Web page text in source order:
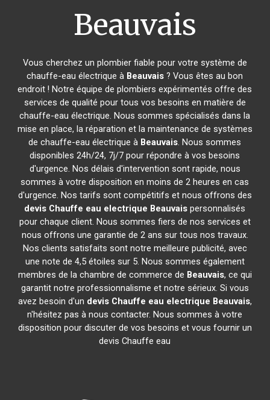
Beauvais
Vous cherchez un plombier fiable pour votre système de
chauffe-eau électrique à Beauvais ? Vous êtes au bon
endroit ! Notre équipe de plombiers expérimentés offre des
services de qualité pour tous vos besoins en matière de
chauffe-eau électrique. Nous sommes spécialisés dans la
mise en place, la réparation et la maintenance de systèmes
de chauffe-eau électrique à Beauvais. Nous sommes
disponibles 24h/24, 7j/7 pour répondre à vos besoins
d'urgence. Nos délais d'intervention sont rapide, nous
sommes à votre disposition en moins de 2 heures en cas
d'urgence. Nos tarifs sont compétitifs et nous offrons des
devis Chauffe eau electrique Beauvais personnalisés
pour chaque client. Nous sommes fiers de nos services et
nous offrons une garantie de 2 ans sur tous nos travaux.
Nos clients satisfaits sont notre meilleure publicité, avec
une note de 4,5 étoiles sur 5. Nous sommes également
membres de la chambre de commerce de Beauvais, ce qui
garantit notre professionnalisme et notre sérieux. Si vous
avez besoin d'un devis Chauffe eau electrique Beauvais,
n'hésitez pas à nous contacter. Nous sommes à votre
disposition pour discuter de vos besoins et vous fournir un
devis Chauffe eau